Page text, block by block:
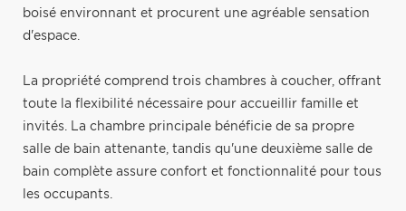
boisé environnant et procurent une agréable sensation
d'espace.
La propriété comprend trois chambres à coucher, offrant
toute la flexibilité nécessaire pour accueillir famille et
invités. La chambre principale bénéficie de sa propre
salle de bain attenante, tandis qu'une deuxième salle de
bain complète assure confort et fonctionnalité pour tous
les occupants.